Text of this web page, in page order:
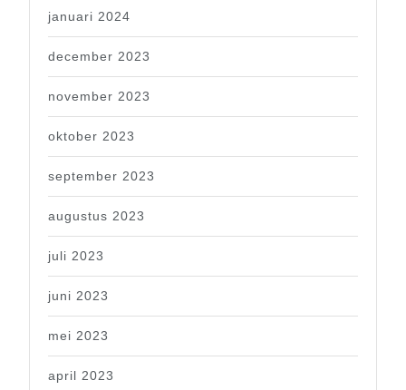
januari 2024
december 2023
november 2023
oktober 2023
september 2023
augustus 2023
juli 2023
juni 2023
mei 2023
april 2023